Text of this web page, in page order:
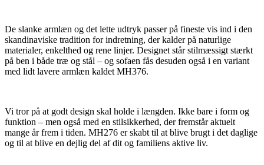
De slanke armlæn og det lette udtryk passer på fineste vis ind i den
skandinaviske tradition for indretning, der kalder på naturlige
materialer, enkelthed og rene linjer. Designet står stilmæssigt stærkt
på ben i både træ og stål – og sofaen fås desuden også i en variant
med lidt lavere armlæn kaldet MH376.
Vi tror på at godt design skal holde i længden. Ikke bare i form og
funktion – men også med en stilsikkerhed, der fremstår aktuelt
mange år frem i tiden. MH276 er skabt til at blive brugt i det daglige
og til at blive en dejlig del af dit og familiens aktive liv.